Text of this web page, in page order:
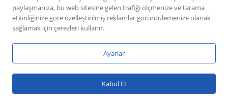
|WordPress
ile güçlendirilmiştir
paylaşmanıza, bu web sitesine gelen trafiği ölçmenize ve tarama
etkinliğinize göre özelleştirilmiş reklamlar görüntülemenize olanak
sağlamak için çerezleri kullanır.
Ayarlar
Kabul Et